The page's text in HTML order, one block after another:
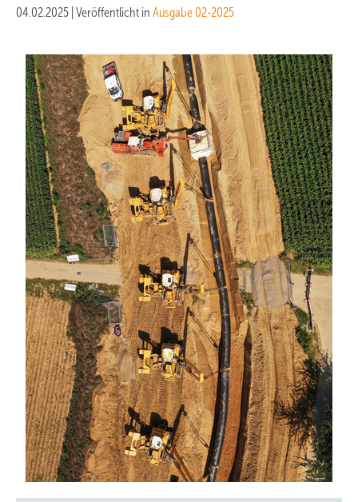
04.02.2025 Veröffentlicht in Ausgabe 02-2025